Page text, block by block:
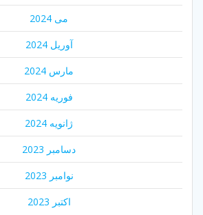
می 2024
آوریل 2024
مارس 2024
فوریه 2024
ژانویه 2024
دسامبر 2023
نوامبر 2023
اکتبر 2023